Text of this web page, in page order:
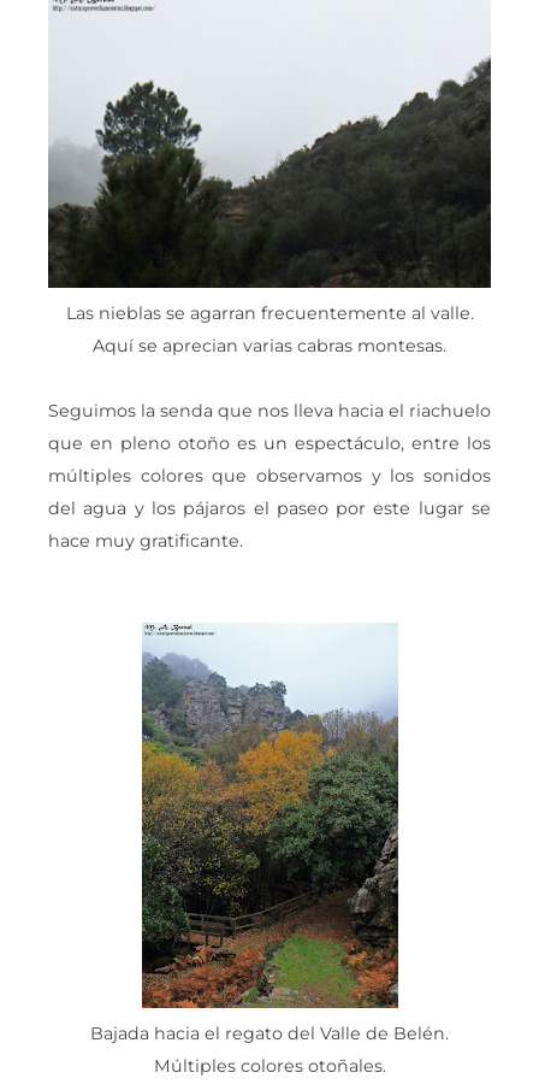
Las nieblas se agarran frecuentemente al valle.
Aquí se aprecian varias cabras montesas.
Seguimos la senda que nos lleva hacia el riachuelo
que en pleno otoño es un espectáculo, entre los
múltiples colores que observamos y los sonidos
del agua y los pájaros el paseo por este lugar se
hace muy gratificante.
Bajada hacia el regato del Valle de Belén.
Múltiples colores otoñales.